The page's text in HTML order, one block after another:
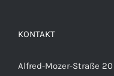
KONTAKT
Alfred-Mozer-Straße